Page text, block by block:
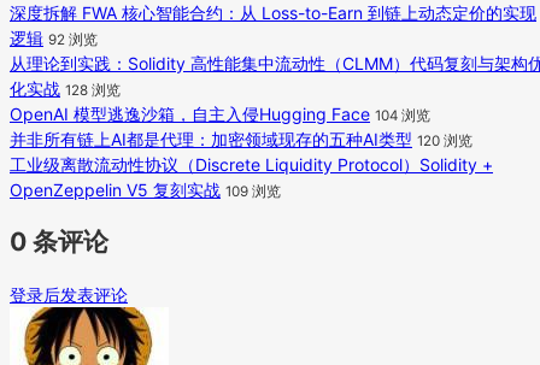
深度拆解 FWA 核心智能合约：从 Loss-to-Earn 到链上动态定价的实现
逻辑 92 浏览
从理论到实践：Solidity 高性能集中流动性（CLMM）代码复刻与架构
化实战 128 浏览
OpenAI 模型逃逸沙箱，自主入侵Hugging Face 104 浏览
并非所有链上AI都是代理：加密领域现存的五种AI类型 120 浏览
工业级离散流动性协议（Discrete Liquidity Protocol）Solidity +
OpenZeppelin V5 复刻实战 109 浏览
0 条评论
登录后发表评论